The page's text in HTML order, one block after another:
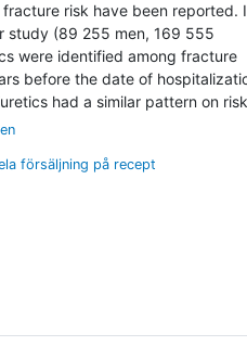
risk have been reported.
study (89 255 men, 169 555
were identified among fracture
before the date of
had a similar pattern on risk
försäljning på recept